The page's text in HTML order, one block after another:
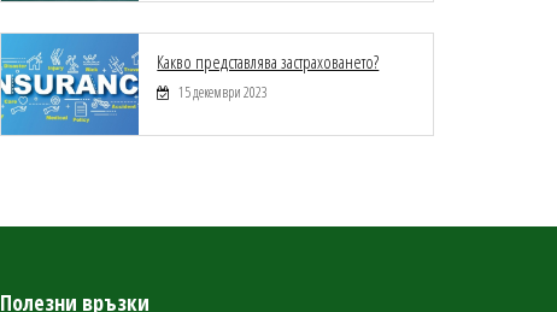
Какво представлява застраховането?
15 декември 2023
Полезни връзки